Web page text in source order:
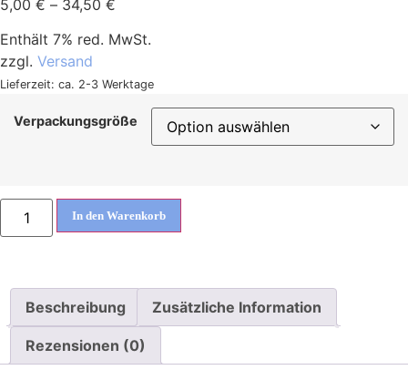
5,00 € – 34,50 €
Enthält 7% red. MwSt.
zzgl. Versand
Lieferzeit: ca. 2-3 Werktage
Verpackungsgröße
In den Warenkorb
Beschreibung Zusätzliche Information
Rezensionen (0)